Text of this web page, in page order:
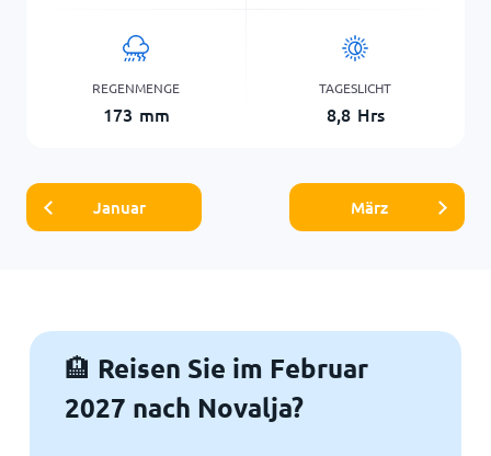
REGENMENGE
173 mm
TAGESLICHT
8,8 Hrs
Januar März
🏨 Reisen Sie im Februar
2027 nach Novalja?